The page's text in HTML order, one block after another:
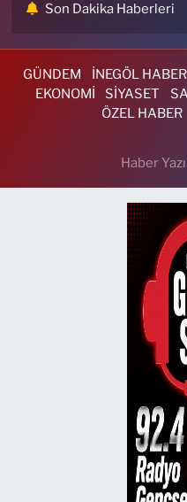
Son Dakika Haberleri
GÜNDEM İNEGÖL HABER
EKONOMİ
SİYASET
ÖZEL HABER
Haber